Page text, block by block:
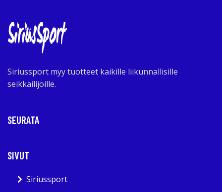
Siriussport myy tuotteet kaikille liikunnallisille
seikkailijoille.
SEURATA
SIVUT
Siriussport